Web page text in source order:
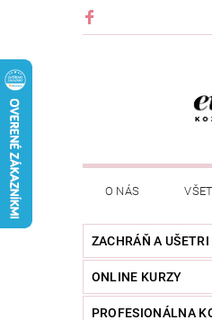
O NÁS
ZACHRÁŇ A UŠETRI
ONLINE KURZY
PROFESIONÁLNA